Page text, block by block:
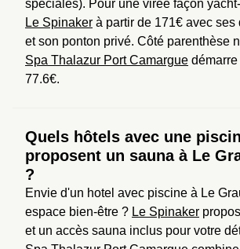
Le Spinaker à partir de 171€ avec ses
et son ponton privé. Côté parenthèse
Spa Thalazur Port Camargue
77.6€.
Quels hôtels avec une
proposent un sauna à Le
?
Envie d'un hotel avec piscine à Le
espace bien-être ? Le Spinaker
et un accès sauna inclus pour votre